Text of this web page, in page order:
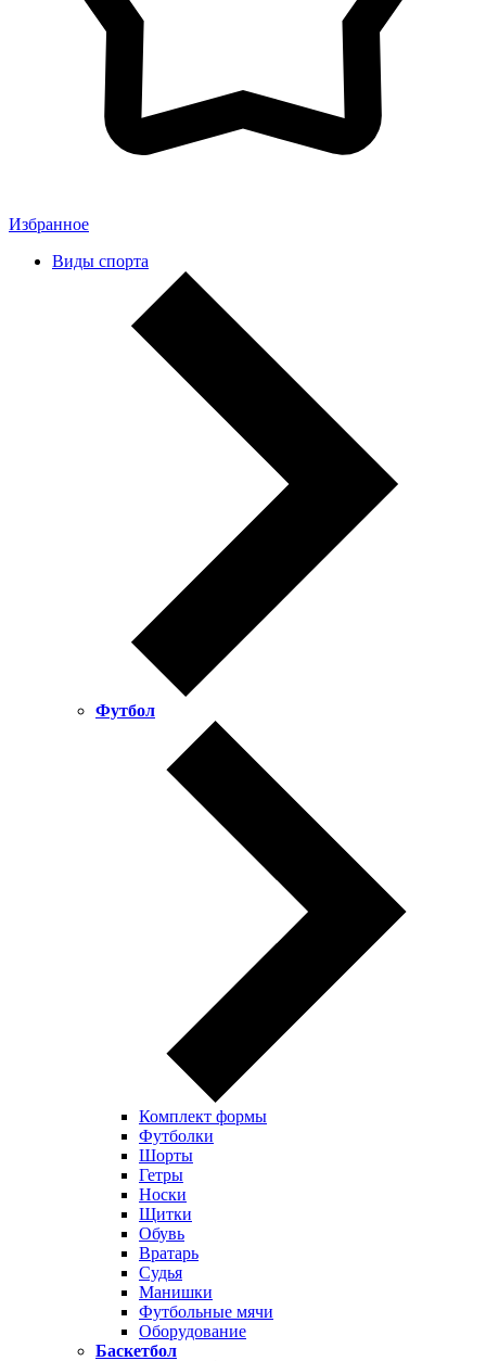
Избранное
Виды спорта
Футбол
Комплект формы
Футболки
Шорты
Гетры
Носки
Щитки
Обувь
Вратарь
Судья
Манишки
Футбольные мячи
Оборудование
Баскетбол